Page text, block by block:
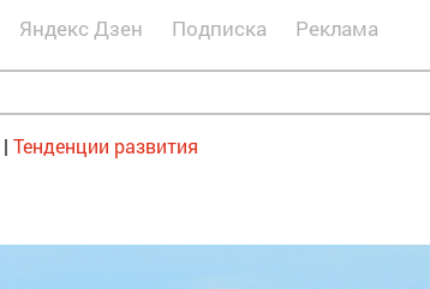
Яндекс Дзен Подписка Реклама
| Тенденции развития